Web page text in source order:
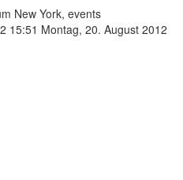
New York, events
15:51 Montag, 20. August 2012